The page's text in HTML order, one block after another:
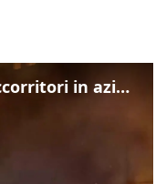
Odessa sotto attacco, i soccorritori in azione